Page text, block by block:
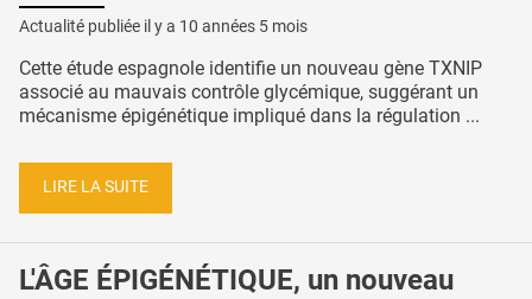
Actualité publiée il y a 10 années 5 mois
Cette étude espagnole identifie un nouveau gène TXNIP
associé au mauvais contrôle glycémique, suggérant un
mécanisme épigénétique impliqué dans la régulation ...
LIRE LA SUITE
L'ÂGE ÉPIGÉNÉTIQUE, un nouveau